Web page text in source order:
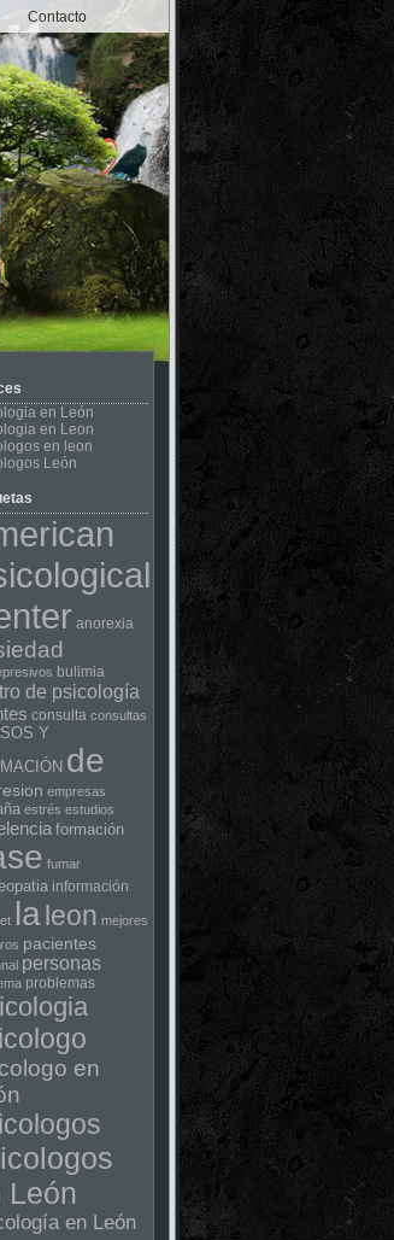
Contacto
en León
en Leon
en leon
León
anorexia
bulimia
de psicología
consulta consultas
Y
de
empresas
estrés estudios
formación
fumar
información
laleon mejores
pacientes
personas
problemas
en
León
en León